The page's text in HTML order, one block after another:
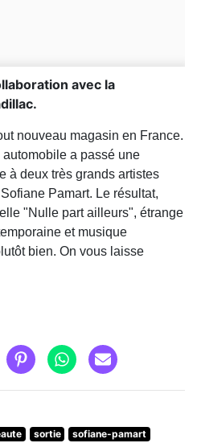
avec la
nouveau magasin en France.
a passé une
à deux très grands artistes
Pamart. Le résultat,
"Nulle part ailleurs", étrange
et musique
bien. On vous laisse
sortie
sofiane-pamart